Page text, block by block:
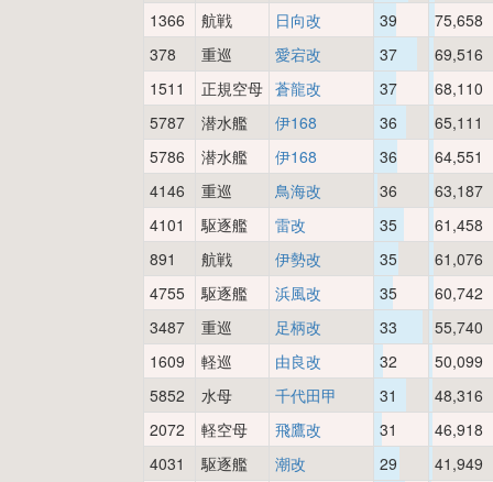
1366
航戦 日向改 39
75,658
378
重巡 愛宕改 37
69,516
1511
正規空母 蒼龍改 37
68,110
5787
潜水艦 伊168 36
65,111
5786
潜水艦 伊168 36
64,551
4146
重巡 鳥海改 36
63,187
4101
駆逐艦 雷改 35
61,458
891
航戦 伊勢改 35
61,076
4755
駆逐艦 浜風改 35
60,742
3487
重巡 足柄改 33
55,740
1609
軽巡 由良改 32
50,099
5852
水母 千代田甲 31
48,316
2072
軽空母 飛鷹改 31
46,918
4031
駆逐艦 潮改 29 41,949